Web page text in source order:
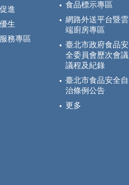
進
生
務專區
食品標示專區
網路外送平台暨雲
端廚房專區
臺北市政府食品安
全委員會歷次會議
議程及紀錄
臺北市食品安全自
治條例公告
更多